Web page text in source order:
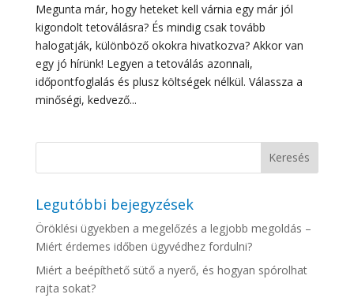
Megunta már, hogy heteket kell várnia egy már jól
kigondolt tetoválásra? És mindig csak tovább
halogatják, különböző okokra hivatkozva? Akkor van
egy jó hírünk! Legyen a tetoválás azonnali,
időpontfoglalás és plusz költségek nélkül. Válassza a
minőségi, kedvező...
Legutóbbi bejegyzések
Öröklési ügyekben a megelőzés a legjobb megoldás –
Miért érdemes időben ügyvédhez fordulni?
Miért a beépíthető sütő a nyerő, és hogyan spórolhat
rajta sokat?